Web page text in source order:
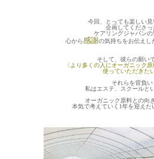
今回、とっても楽しい見
企画してくださっ
ケアリングジャパンの
心から感謝の気持ちをお伝えし
そして、彼らの願い
〈 より多くの人にオーガニック
使っていただきた
それらを背負い
私はエステ、スクールと
オーガニック原料との向
本気で考えていく1年を迎えた